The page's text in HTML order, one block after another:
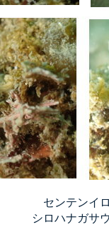
センテンイ
シロハナガサ